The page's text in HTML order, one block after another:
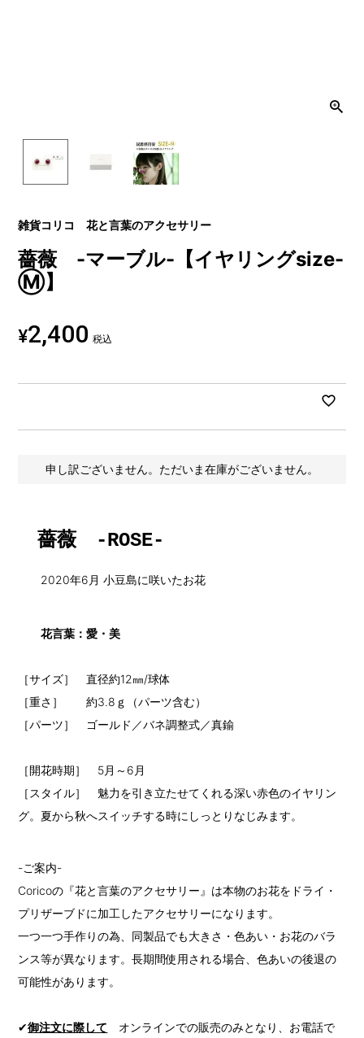
雑貨コリコ 花と言葉のアクセサリー
薔薇 -マーブル-【イヤリングsize-
Ⓜ】
¥2,400 税込
申し訳ございません。ただいま在庫がございません。
薔薇 -ROSE-
2020年6月 小豆島に咲いたお花
花言葉：愛・美
［サイズ］ 直径約12㎜/球体
［重さ］ 約3.8ｇ（パーツ含む）
［パーツ］ ゴールド／バネ調整式／真鍮
［開花時期］ 5月～6月
［スタイル］ 魅力を引き立たせてくれる深い赤色のイヤリン
グ。夏から秋へスイッチする時にしっとりなじみます。
-ご案内-
Coricoの『花と言葉のアクセサリー』は本物のお花をドライ・
プリザーブドに加工したアクセサリーになります。
一つ一つ手作りの為、同製品でも大きさ・色あい・お花のバラ
ンス等が異なります。長期間使用される場合、色あいの後退の
可能性があります。
✔御注文に際して オンラインでの販売のみとなり、お電話で